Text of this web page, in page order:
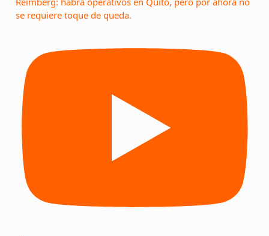
se requiere toque de queda.